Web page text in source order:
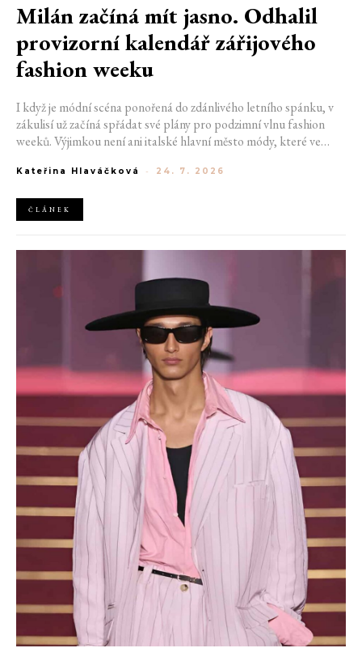
Milán začíná mít jasno. Odhalil
provizorní kalendář zářijového
fashion weeku
I když je módní scéna ponořená do zdánlivého letního spánku, v
zákulisí už začíná spřádat své plány pro podzimní vlnu fashion
weeků. Výjimkou není ani italské hlavní město módy, které ve
22. do 28. září přivítá tradiční jména, pozornost však zaměří
Moschino.
Kateřina Hlaváčková - 24. 7. 2026
ČLÁNEK